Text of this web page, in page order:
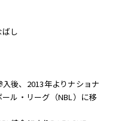
し
後、2013年よりナショナ
ル・リーグ（NBL）に移